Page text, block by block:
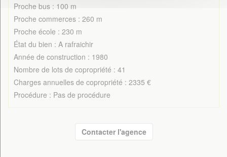
Proche bus : 100 m
Proche commerces : 260 m
Proche école : 230 m
État du bien : A rafraichir
Année de construction : 1980
Nombre de lots de copropriété : 41
Charges annuelles de copropriété : 2335 €
Procédure : Pas de procédure
Contacter l'agence